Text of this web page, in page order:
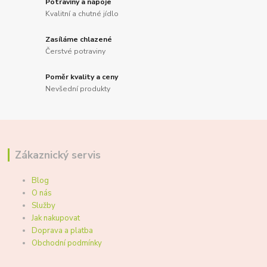
Kvalitní a chutné jídlo
Zasíláme chlazené
Čerstvé potraviny
Poměr kvality a ceny
Nevšední produkty
Zákaznický servis
Blog
O nás
Služby
Jak nakupovat
Doprava a platba
Obchodní podmínky